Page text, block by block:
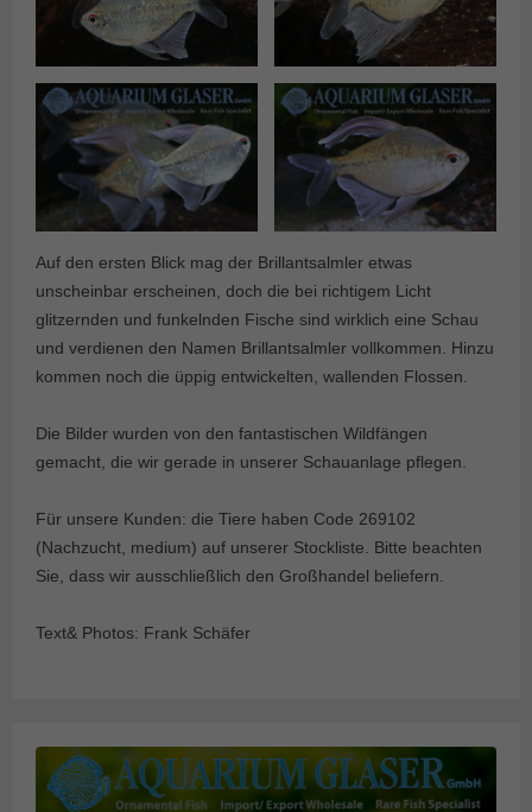
Auf den ersten Blick mag der Brillantsalmler etwas
unscheinbar erscheinen, doch die bei richtigem Licht
glitzernden und funkelnden Fische sind wirklich eine Schau
und verdienen den Namen Brillantsalmler vollkommen. Hinzu
kommen noch die üppig entwickelten, wallenden Flossen.
Die Bilder wurden von den fantastischen Wildfängen
gemacht, die wir gerade in unserer Schauanlage pflegen.
Für unsere Kunden: die Tiere haben Code 269102
(Nachzucht, medium) auf unserer Stockliste. Bitte beachten
Sie, dass wir ausschließlich den Großhandel beliefern.
Text& Photos: Frank Schäfer